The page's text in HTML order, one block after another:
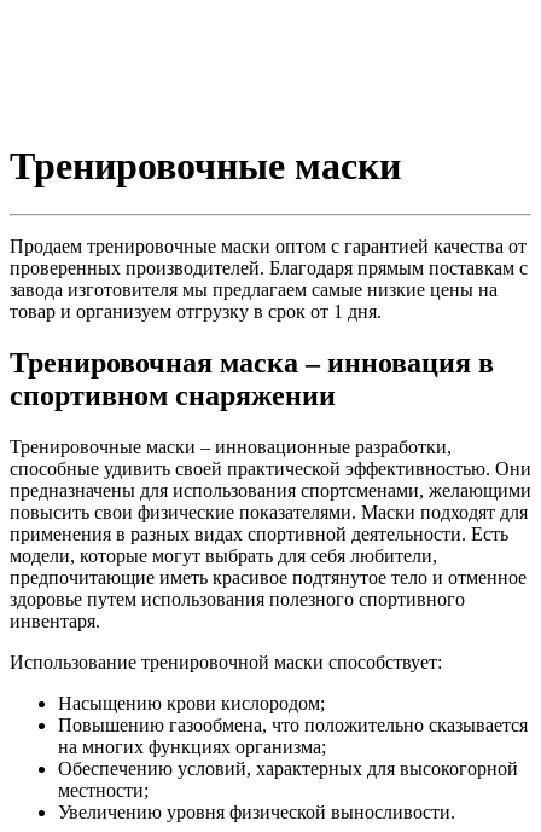
Тренировочные маски
Продаем тренировочные маски оптом с гарантией качества от
проверенных производителей. Благодаря прямым поставкам с
завода изготовителя мы предлагаем самые низкие цены на
товар и организуем отгрузку в срок от 1 дня.
Тренировочная маска – инновация в
спортивном снаряжении
Тренировочные маски – инновационные разработки,
способные удивить своей практической эффективностью. Они
предназначены для использования спортсменами, желающими
повысить свои физические показателями. Маски подходят для
применения в разных видах спортивной деятельности. Есть
модели, которые могут выбрать для себя любители,
предпочитающие иметь красивое подтянутое тело и отменное
здоровье путем использования полезного спортивного
инвентаря.
Использование тренировочной маски способствует:
Насыщению крови кислородом;
Повышению газообмена, что положительно сказывается
на многих функциях организма;
Обеспечению условий, характерных для высокогорной
местности;
Увеличению уровня физической выносливости.